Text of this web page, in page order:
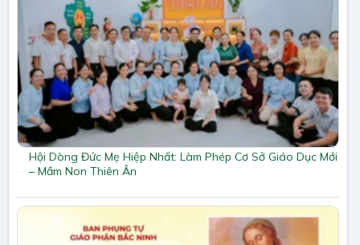
Hội Dòng Đức Mẹ Hiệp Nhất: Làm Phép Cơ Sở Giáo Dục Mới
– Mầm Non Thiên Ân